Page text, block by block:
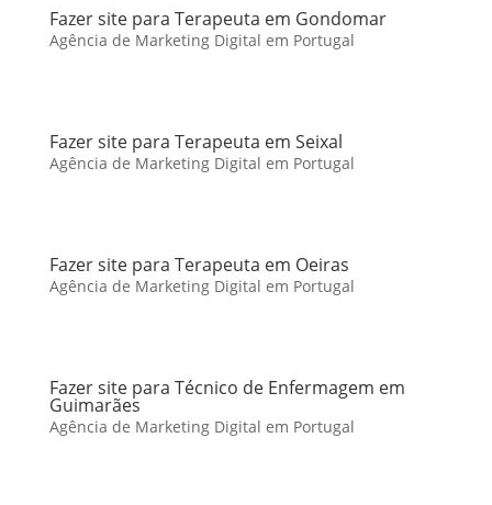
Fazer site para Terapeuta em Gondomar
Agência de Marketing Digital em Portugal
Fazer site para Terapeuta em Seixal
Agência de Marketing Digital em Portugal
Fazer site para Terapeuta em Oeiras
Agência de Marketing Digital em Portugal
Fazer site para Técnico de Enfermagem em
Guimarães
Agência de Marketing Digital em Portugal